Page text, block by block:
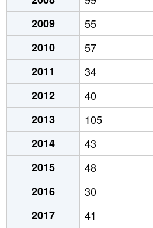
2009
55
2010
57
2011
34
2012
40
2013
105
2014
43
2015
48
2016
30
2017
41